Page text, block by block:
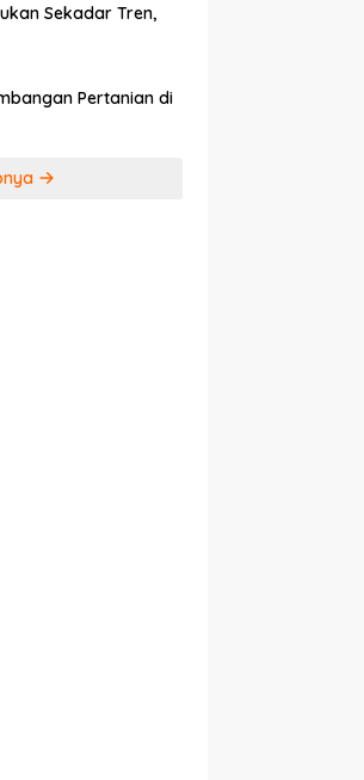
Sekadar Tren,
Pertanian di